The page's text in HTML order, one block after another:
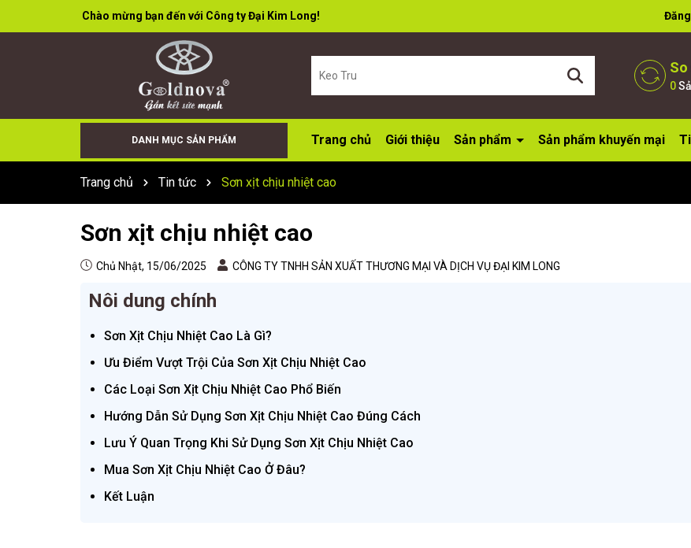
Rất nhiều ưu đãi và chương trình khuyến mãi đang chờ đợi bạn
So
0
DANH MỤC SẢN PHẨM Trang chủ Giới thiệu Sản phẩm Sản phẩm khuyến mại
Trang chủ Tin tức Sơn xịt chịu nhiệt cao
Sơn xịt chịu nhiệt cao
Chủ Nhật, 15/06/2025 CÔNG TY TNHH SẢN XUẤT THƯƠNG MẠI VÀ DỊCH VỤ ĐẠI KIM LONG
Nôi dung chính
Sơn Xịt Chịu Nhiệt Cao Là Gì?
Ưu Điểm Vượt Trội Của Sơn Xịt Chịu Nhiệt Cao
Các Loại Sơn Xịt Chịu Nhiệt Cao Phổ Biến
Hướng Dẫn Sử Dụng Sơn Xịt Chịu Nhiệt Cao Đúng Cách
Lưu Ý Quan Trọng Khi Sử Dụng Sơn Xịt Chịu Nhiệt Cao
Mua Sơn Xịt Chịu Nhiệt Cao Ở Đâu?
Kết Luận